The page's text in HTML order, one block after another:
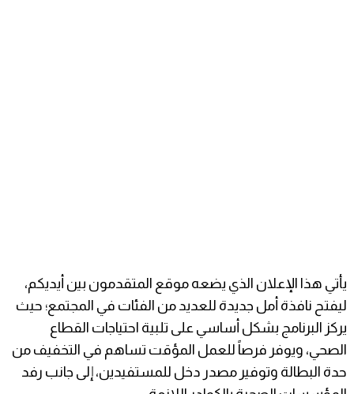
​يأتي هذا الإعلان الذي يضعه موقع المتقدمون بين أيديكم،
ليفتح نافذة أمل جديدة للعديد من الفئات في المجتمع؛ حيث
يركز البرنامج بشكل أساسي على تلبية احتياجات القطاع
الصحي، ويوفر فرصاً للعمل المؤقت تساهم في التخفيف من
حدة البطالة وتوفير مصدر دخل للمستفيدين، إلى جانب رفد